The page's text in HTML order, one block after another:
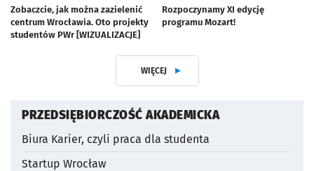
Zobaczcie, jak można zazielenić
centrum Wrocławia. Oto projekty
studentów PWr [WIZUALIZACJE]
Rozpoczynamy XI edycję
programu Mozart!
WIĘCEJ Z DZIAŁUPRZEDSIĘBIORCZOŚĆ
PRZEDSIĘBIORCZOŚĆ AKADEMICKAOTWORZY SIĘ
Biura Karier, czyli praca dla studenta
Startup Wrocław